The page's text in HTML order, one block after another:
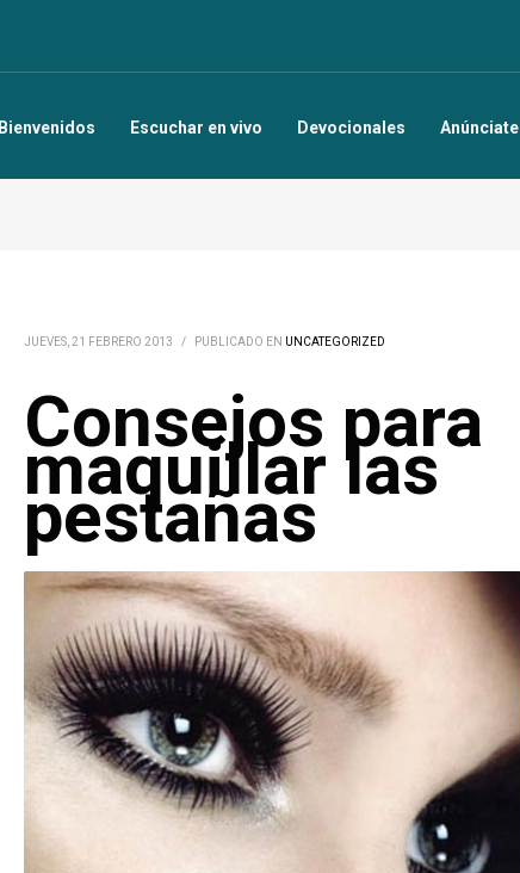
Bienvenidos Escuchar en vivo Devocionales Anúnciate
JUEVES, 21 FEBRERO 2013 / PUBLICADO EN UNCATEGORIZED
Consejos para
maquillar las
pestañas